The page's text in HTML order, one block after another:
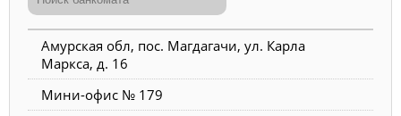
Амурская обл, пос. Магдагачи, ул. Карла
Маркса, д. 16
Мини-офис № 179